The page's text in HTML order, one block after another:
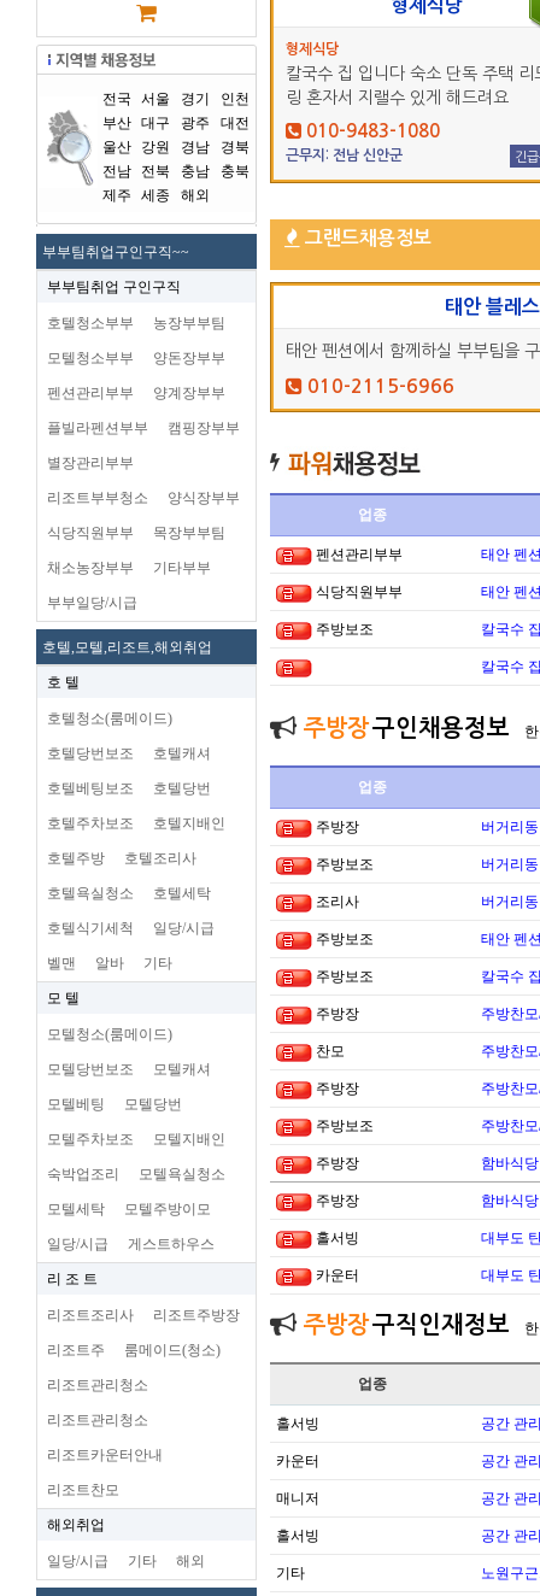
전국 서울 경기
인천
부산 대구 광주
대전
울산
강원 경남
경북
전남
전북 충남
충북
제주
세종 해외
부부팀취업구인구직~~
부부팀취업 구인구직
호텔청소부부 농장부부팀
모텔청소부부 양돈장부부
펜션관리부부 양계장부부
플빌라펜션부부 캠핑장부부
별장관리부부
리조트부부청소 양식장부부
식당직원부부 목장부부팀
채소농장부부 기타부부
부부일당/시급
호텔,모텔,리조트,해외취업
호 텔
호텔청소(룸메이드)
호텔당번보조 호텔캐셔
호텔베팅보조 호텔당번
호텔주차보조 호텔지배인
호텔주방 호텔조리사
호텔욕실청소 호텔세탁
호텔식기세척 일당/시급
벨맨 알바 기타
모 텔
모텔청소(룸메이드)
모텔당번보조 모텔캐셔
모텔베팅 모텔당번
모텔주차보조 모텔지배인
숙박업조리 모텔욕실청소
모텔세탁 모텔주방이모
일당/시급 게스트하우스
리 조 트
리조트조리사 리조트주방장
리조트주 룸메이드(청소)
리조트관리청소
리조트관리청소
리조트카운터안내
리조트찬모
해외취업
일당/시급 기타 해외
형제식당
형제식당
칼국수 집 입니다 숙소 단독 주택 리
링 혼자서 지랠수 있게 해드려요
010-9483-1080
근무지: 전남 신안군 긴
그랜드채용정보
태안 블레
태안 펜션에서 함께하실 부부팀을
010-2115-6966
업종
펜션관리부부 태안 펜
식당직원부부 태안 펜
주방보조 칼국수
칼국수
주방장구인채용정보
업종
주방장 버거리
주방보조 버거리
조리사 버거리
주방보조 태안 펜
주방보조 칼국수
주방장 주방찬
찬모 주방찬
주방장 주방찬
주방보조 주방찬
주방장 함바식
주방장 함바식
홀서빙 대부도
카운터 대부도
주방장구직인재정보
업종
홀서빙 공간 관
카운터 공간 관
매니저 공간 관
홀서빙 공간 관
기타 노원구